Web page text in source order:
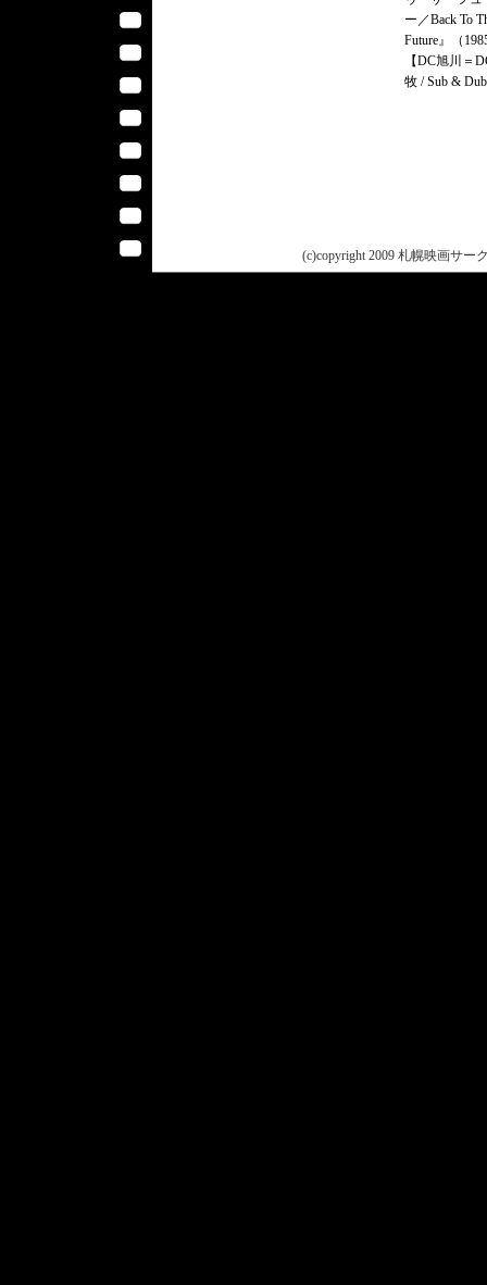
ー／Back To
Future』（
【DC旭川＝
牧 / Sub &
(c)copyright 2009 札幌映画サー